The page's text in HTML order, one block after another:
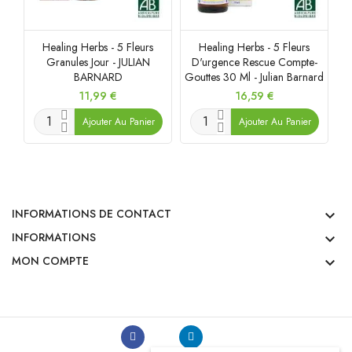
Healing Herbs - 5 Fleurs
Granules Jour - JULIAN
BARNARD
Prix
11,99 €
Ajouter Au Panier
Healing Herbs - 5 Fleurs
D'urgence Rescue Compte-
Gouttes 30 Ml - Julian Barnard
Prix
16,59 €
Ajouter Au Panier
INFORMATIONS DE CONTACT 
INFORMATIONS 
MON COMPTE 